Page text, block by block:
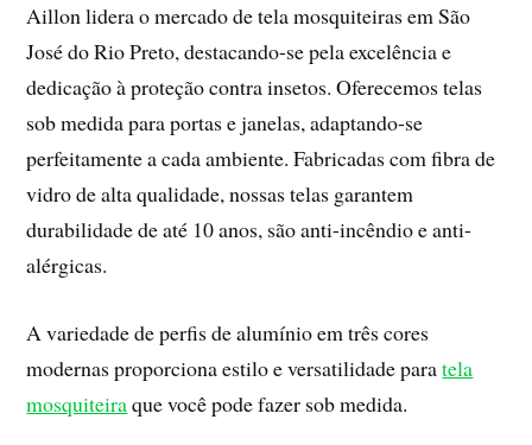
Aillon lidera o mercado de tela mosquiteiras em São
José do Rio Preto, destacando-se pela excelência e
dedicação à proteção contra insetos. Oferecemos telas
sob medida para portas e janelas, adaptando-se
perfeitamente a cada ambiente. Fabricadas com fibra de
vidro de alta qualidade, nossas telas garantem
durabilidade de até 10 anos, são anti-incêndio e anti-
alérgicas.
A variedade de perfis de alumínio em três cores
modernas proporciona estilo e versatilidade paratela
mosquiteiraque você pode fazer sob medida.